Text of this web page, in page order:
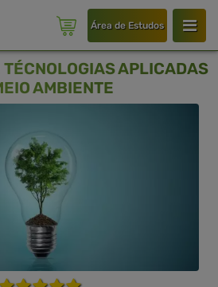
Área de Estudos
APLICADAS
AMBIENTE